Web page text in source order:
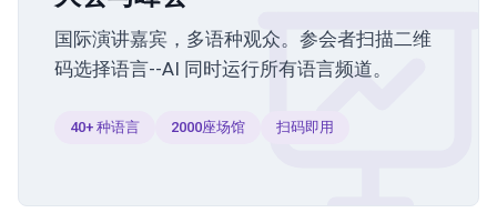
国际演讲嘉宾，多语种观众。参会者扫描二维
码选择语言--AI 同时运行所有语言频道。
40+ 种语言 2000座场馆 扫码即用